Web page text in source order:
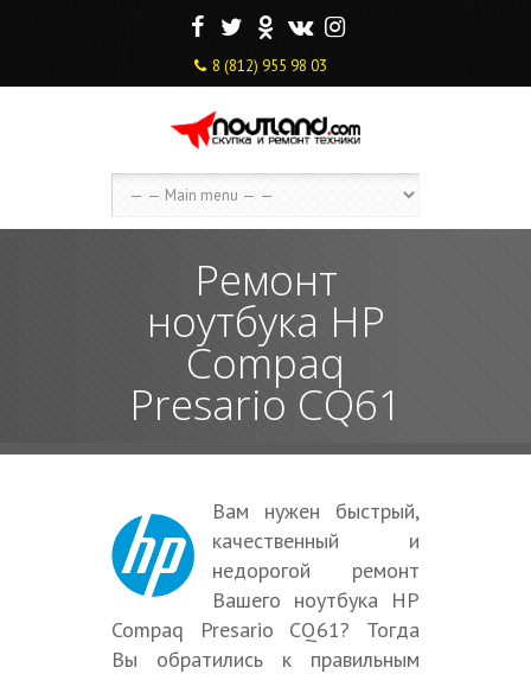
F T O V I
8 (812) 955 98 03
Ремонт
ноутбука HP
Compaq
Presario CQ61
Вам нужен быстрый,
качественный и
недорогой ремонт
Вашего ноутбука HP
Compaq Presario CQ61? Тогда
Вы обратились к правильным